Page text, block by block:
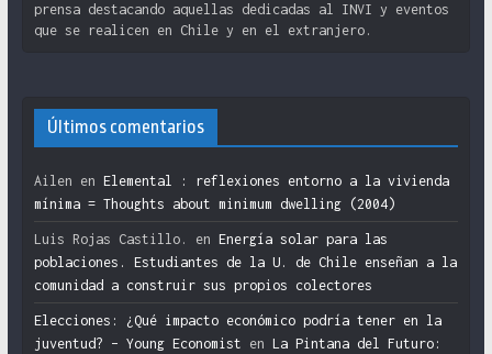
prensa destacando aquellas dedicadas al INVI y eventos
que se realicen en Chile y en el extranjero.
Últimos comentarios
Ailen en Elemental : reflexiones entorno a la vivienda
mínima = Thoughts about minimum dwelling (2004)
Luis Rojas Castillo. en Energía solar para las
poblaciones. Estudiantes de la U. de Chile enseñan a la
comunidad a construir sus propios colectores
Elecciones: ¿Qué impacto económico podría tener en la
juventud? – Young Economist en La Pintana del Futuro: